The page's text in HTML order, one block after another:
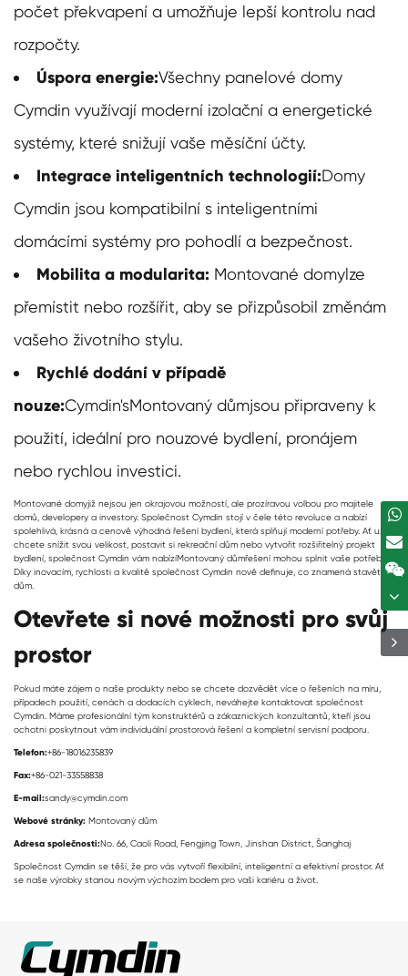
počet překvapení a umožňuje lepší kontrolu nad
rozpočty.
Úspora energie:Všechny panelové domy
Cymdin využívají moderní izolační a energetické
systémy, které snižují vaše měsíční účty.
Integrace inteligentních technologií:Domy
Cymdin jsou kompatibilní s inteligentními
domácími systémy pro pohodlí a bezpečnost.
Mobilita a modularita: Montované domylze
přemístit nebo rozšířit, aby se přizpůsobil změnám
vašeho životního stylu.
Rychlé dodání v případě
nouze:Cymdin'sMontovaný důmjsou připraveny k
použití, ideální pro nouzové bydlení, pronájem
nebo rychlou investici.
Montované domyjiž nejsou jen okrajovou možností, ale prozíravou volbou pro majitele
domů, developery a investory. Společnost Cymdin stojí v čele této revoluce a nabízí
spolehlivá, krásná a cenově výhodná řešení bydlení, která splňují moderní potřeby. Ať už
chcete snížit svou velikost, postavit si rekreační dům nebo vytvořit rozšiřitelný projekt
bydlení, společnost Cymdin vám nabízíMontovaný důmřešení mohou splnit vaše potřeby.
Díky inovacím, rychlosti a kvalitě společnost Cymdin nově definuje, co znamená stavět
dům.
Otevřete si nové možnosti pro svůj
prostor
Pokud máte zájem o naše produkty nebo se chcete dozvědět více o řešeních na míru,
případech použití, cenách a dodacích cyklech, neváhejte kontaktovat společnost
Cymdin. Máme profesionální tým konstruktérů a zákaznických konzultantů, kteří jsou
ochotni poskytnout vám individuální prostorová řešení a kompletní servisní podporu.
Telefon:+86-18016235839
Fax:+86-021-33558838
E-mail:sandy@cymdin.com
Webové stránky: Montovaný dům
Adresa společnosti:No. 66, Caoli Road, Fengjing Town, Jinshan District, Šanghaj
Společnost Cymdin se těší, že pro vás vytvoří flexibilní, inteligentní a efektivní prostor. Ať
se naše výrobky stanou novým výchozím bodem pro vaši kariéru a život.